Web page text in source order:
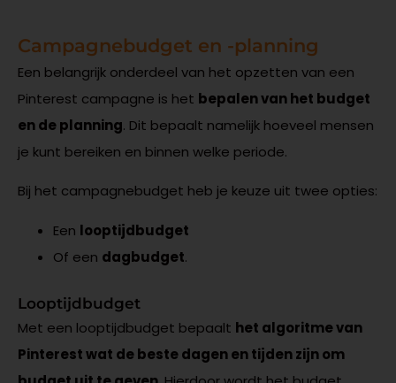
Campagnebudget en -planning
Een belangrijk onderdeel van het opzetten van een
Pinterest campagne is het bepalen van het budget
en de planning. Dit bepaalt namelijk hoeveel mensen
je kunt bereiken en binnen welke periode.
Bij het campagnebudget heb je keuze uit twee opties:
Een looptijdbudget
Of een dagbudget.
Looptijdbudget
Met een looptijdbudget bepaalt het algoritme van
Pinterest wat de beste dagen en tijden zijn om